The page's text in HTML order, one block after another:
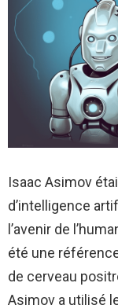
Isaac Asimov
d’intelligence
l’avenir de
été une
de cerveau
Asimov a utilisé